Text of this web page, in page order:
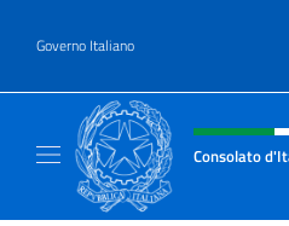
Governo Italiano
Intestazione sito,
Consolato